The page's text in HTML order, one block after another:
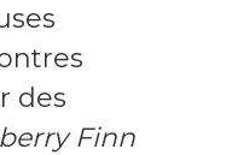
des
Finn